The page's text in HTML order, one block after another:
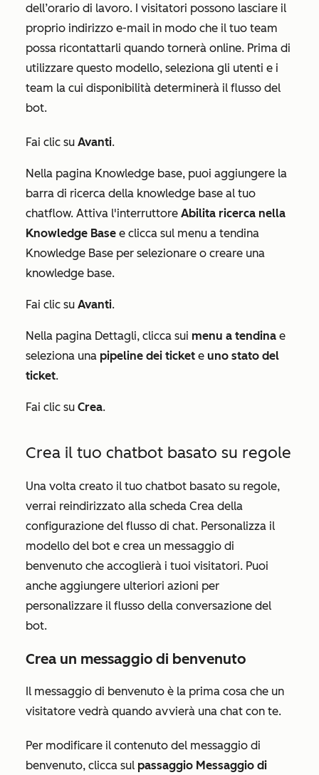
dell’orario di lavoro. I visitatori possono lasciare il
proprio indirizzo e-mail in modo che il tuo team
possa ricontattarli quando tornerà online. Prima di
utilizzare questo modello, seleziona gli utenti e i
team la cui disponibilità determinerà il flusso del
bot.
Fai clic su Avanti.
Nella pagina Knowledge base, puoi aggiungere la
barra di ricerca della knowledge base al tuo
chatflow. Attiva l'interruttore Abilita ricerca nella
Knowledge Base e clicca sul menu a tendina
Knowledge Base per selezionare o creare una
knowledge base.
Fai clic su Avanti.
Nella pagina Dettagli, clicca sui menu a tendina e
seleziona una pipeline dei ticket e uno stato del
ticket.
Fai clic su Crea.
Crea il tuo chatbot basato su regole
Una volta creato il tuo chatbot basato su regole,
verrai reindirizzato alla scheda Crea della
configurazione del flusso di chat. Personalizza il
modello del bot e crea un messaggio di
benvenuto che accoglierà i tuoi visitatori. Puoi
anche aggiungere ulteriori azioni per
personalizzare il flusso della conversazione del
bot.
Crea un messaggio di benvenuto
Il messaggio di benvenuto è la prima cosa che un
visitatore vedrà quando avvierà una chat con te.
Per modificare il contenuto del messaggio di
benvenuto, clicca sul passaggio Messaggio di